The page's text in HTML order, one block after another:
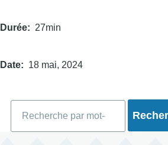
Durée 27min
Date 18 mai, 2024